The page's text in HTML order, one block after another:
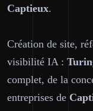
Captieux.
Création de site,
visibilité IA :
complet, de la
entreprises de